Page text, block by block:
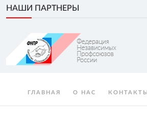
НАШИ ПАРТНЕРЫ
ГЛАВНАЯ О НАС КОНТАКТЫ